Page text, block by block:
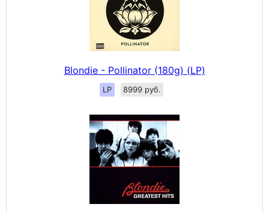
Blondie - Pollinator (180g) (LP)
LP 8999 руб.